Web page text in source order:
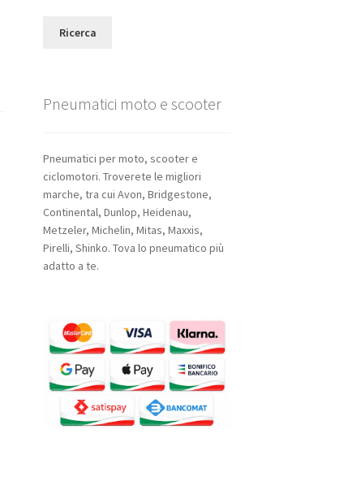
Ricerca
Pneumatici moto e scooter
Pneumatici per moto, scooter e
ciclomotori. Troverete le migliori
marche, tra cui Avon, Bridgestone,
Continental, Dunlop, Heidenau,
Metzeler, Michelin, Mitas, Maxxis,
Pirelli, Shinko. Tova lo pneumatico più
adatto a te.